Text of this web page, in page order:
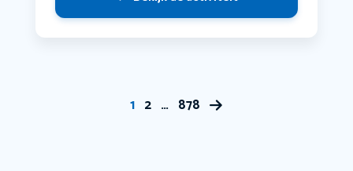
1 2 … 878